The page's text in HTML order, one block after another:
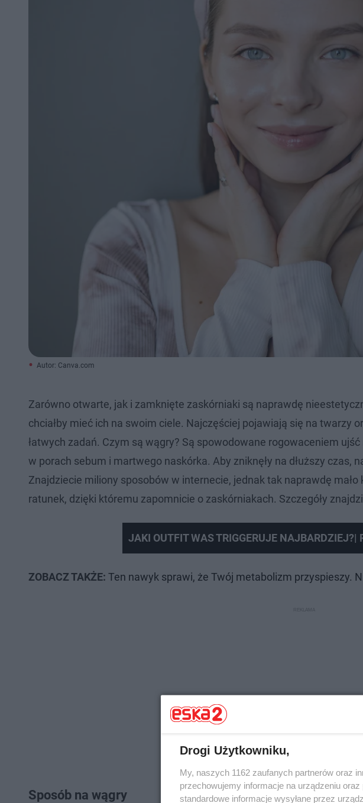
Autor: Canva.com
Zarówno otwarte, jak i zamknięte zaskórniaki są naprawdę
chciałby mieć ich na swoim ciele. Najczęściej pojawiają się na twarzy
łatwych zadań. Czym są wągry? Są spowodowane rogowaceniem
w porach sebum i martwego naskórka. Aby zniknęły na dłuższy czas,
Znajdziecie miliony sposobów w internecie, jednak tak naprawdę
ratunek, dzięki któremu zapomnicie o zaskórniakach. Szczegóły
JAKI OUTFIT WAS TRIGGERUJE NAJBARDZIEJ?|
ZOBACZ TAKŻE: Ten nawyk sprawi, że Twój metabolizm przyspieszy.
Sposób na wągry
Drogi Użytkowniku,
My, naszych 1162 zaufanych partnerów oraz
przechowujemy informacje na urządzeniu
standardowe informacje wysyłane przez